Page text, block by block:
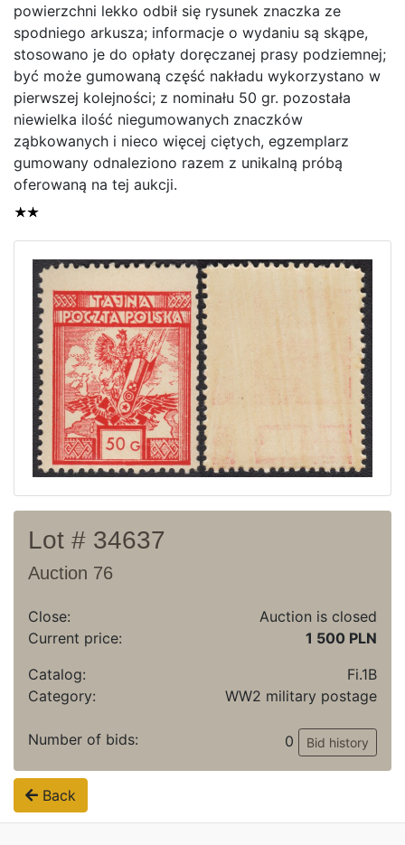
Home page
Current auction
Recent result
Archive
Regulation
Contact
powierzchni lekko odbił się rysunek znaczka ze
spodniego arkusza; informacje o wydaniu są skąpe,
stosowano je do opłaty doręczanej prasy podziemnej;
być może gumowaną część nakładu wykorzystano w
pierwszej kolejności; z nominału 50 gr. pozostała
niewielka ilość niegumowanych znaczków
ząbkowanych i nieco więcej ciętych, egzemplarz
gumowany odnaleziono razem z unikalną próbą
oferowaną na tej aukcji.
Lot # 34637
Auction 76
Close:
Auction is closed
Current price:
1 500 PLN
Catalog:
Fi.1B
Category:
WW2 military postage
Number of bids: 0 Bid history
Back